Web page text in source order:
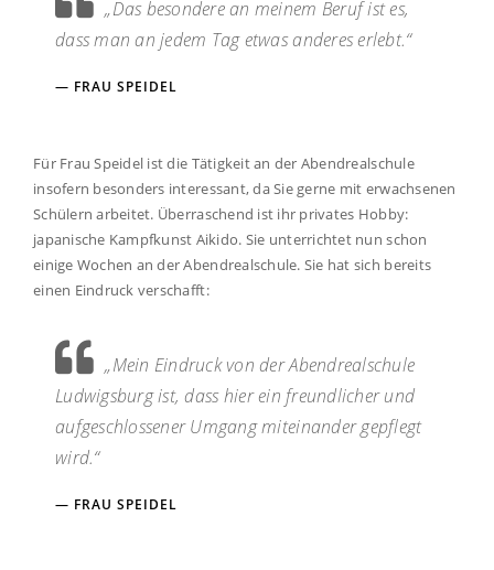
„Das besondere an meinem Beruf ist es,
dass man an jedem Tag etwas anderes erlebt.“
FRAU SPEIDEL
Für Frau Speidel ist die Tätigkeit an der Abendrealschule
insofern besonders interessant, da Sie gerne mit erwachsenen
Schülern arbeitet. Überraschend ist ihr privates Hobby:
japanische Kampfkunst Aikido. Sie unterrichtet nun schon
einige Wochen an der Abendrealschule. Sie hat sich bereits
einen Eindruck verschafft:
„Mein Eindruck von der Abendrealschule
Ludwigsburg ist, dass hier ein freundlicher und
aufgeschlossener Umgang miteinander gepflegt
wird.“
FRAU SPEIDEL